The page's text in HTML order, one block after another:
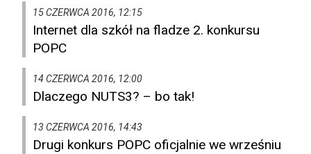
15 CZERWCA 2016, 12:15
Internet dla szkół na fladze 2. konkursu
POPC
14 CZERWCA 2016, 12:00
Dlaczego NUTS3? – bo tak!
13 CZERWCA 2016, 14:43
Drugi konkurs POPC oficjalnie we wrześniu